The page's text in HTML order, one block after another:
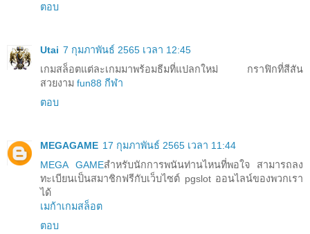
ตอบ
Utai 7 กุมภาพันธ์ 2565 เวลา 12:45
เกมสล็อตแต่ละเกมมาพร้อมธีมที่แปลกใหม่ กราฟิกที่สีสัน
สวยงาม fun88 กีฬา
ตอบ
MEGAGAME 17 กุมภาพันธ์ 2565 เวลา 11:44
MEGA GAMEสำหรับนักการพนันท่านไหนที่พอใจ สามารถลง
ทะเบียนเป็นสมาชิกฟรีกับเว็บไซต์ pgslot ออนไลน์ของพวกเรา
ได้
เมก้าเกมสล็อต
ตอบ